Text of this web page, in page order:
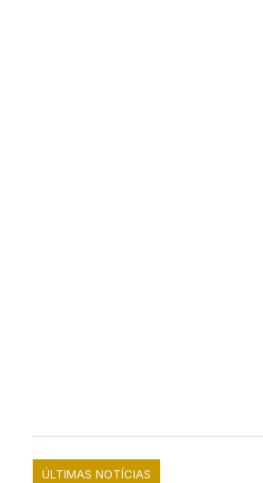
ÚLTIMAS NOTÍCIAS